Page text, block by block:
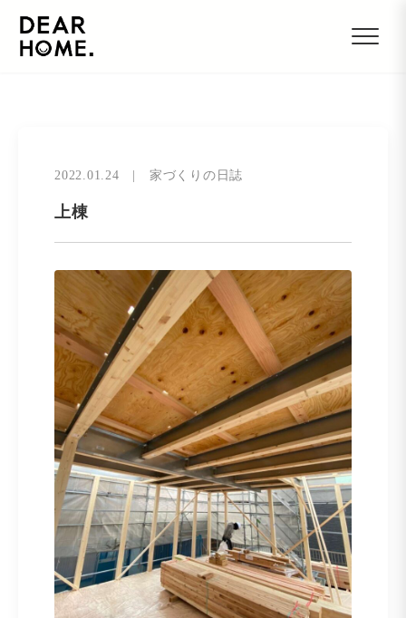
2022.01.24 家づくりの日誌
上棟